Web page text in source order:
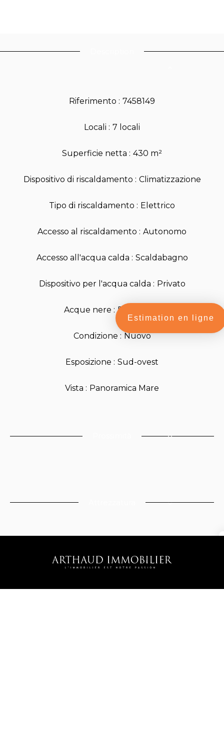
FISSARE UN
CONTATTO
Riferimento 7458149
Locali 7 locali
Superficie netta 430 m²
Dispositivo di riscaldamento Climatizzazione
Tipo di riscaldamento Elettrico
Accesso al riscaldamento Autonomo
Accesso all'acqua calda Scaldabagno
Dispositivo per l'acqua calda Privato
Acque nere Fognatura
Condizione Nuovo
Esposizione Sud-ovest
Vista Panoramica Mare
Estimation en ligne